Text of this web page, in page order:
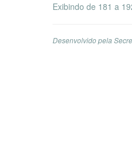
Exibindo de 181 a
Desenvolvido pela